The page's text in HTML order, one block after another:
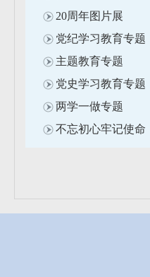
20周年图片展
党纪学习教育专题
主题教育专题
党史学习教育专题
两学一做专题
不忘初心牢记使命